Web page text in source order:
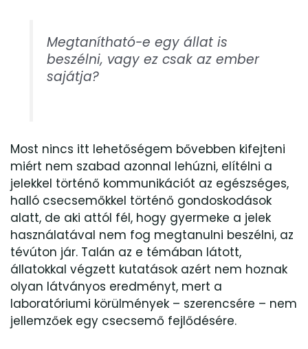
Megtanítható-e egy állat is
beszélni, vagy ez csak az ember
sajátja?
Most nincs itt lehetőségem bővebben kifejteni
miért nem szabad azonnal lehúzni, elítélni a
jelekkel történő kommunikációt az egészséges,
halló csecsemőkkel történő gondoskodások
alatt, de aki attól fél, hogy gyermeke a jelek
használatával nem fog megtanulni beszélni, az
tévúton jár. Talán az e témában látott,
állatokkal végzett kutatások azért nem hoznak
olyan látványos eredményt, mert a
laboratóriumi körülmények – szerencsére – nem
jellemzőek egy csecsemő fejlődésére.